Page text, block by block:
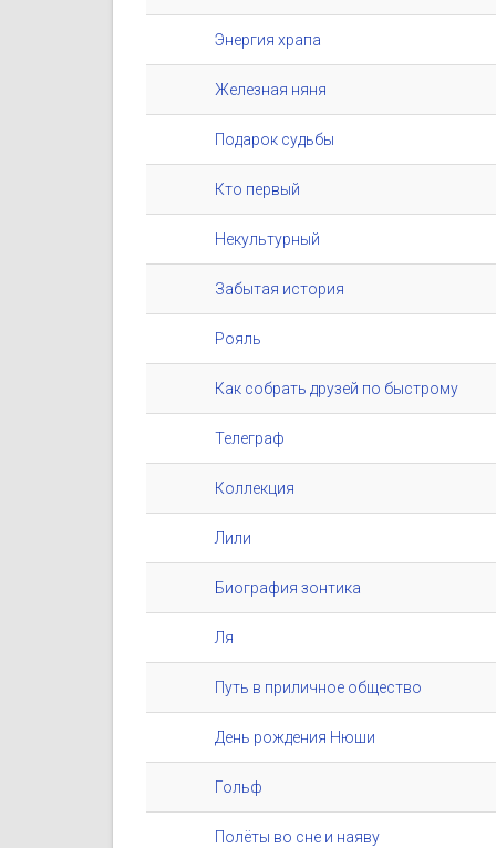
Энергия храпа
Железная няня
Подарок судьбы
Кто первый
Некультурный
Забытая история
Рояль
Как собрать друзей по быстрому
Телеграф
Коллекция
Лили
Биография зонтика
Ля
Путь в приличное общество
День рождения Нюши
Гольф
Полёты во сне и наяву